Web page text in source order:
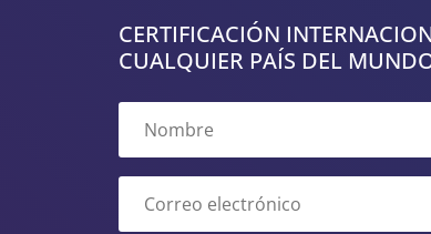
CERTIFICACIÓN
CUALQUIER PAÍS DEL